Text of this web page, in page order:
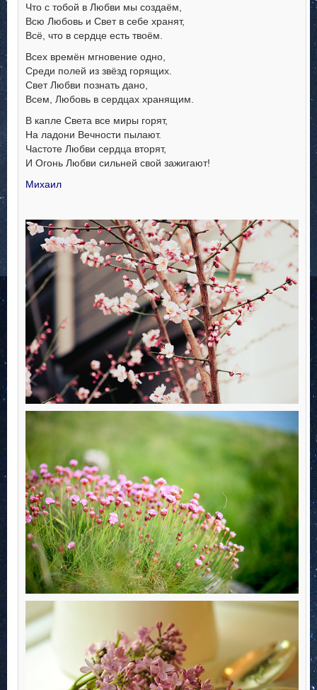
Что с тобой в Любви мы создаём,
Всю Любовь и Свет в себе хранят,
Всё, что в сердце есть твоём.
Всех времён мгновение одно,
Среди полей из звёзд горящих.
Свет Любви познать дано,
Всем, Любовь в сердцах хранящим.
В капле Света все миры горят,
На ладони Вечности пылают.
Частоте Любви сердца вторят,
И Огонь Любви сильней свой зажигают!
Михаил